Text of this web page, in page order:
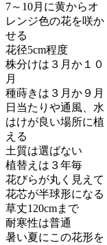
7～10月に黄からオ
レンジ色の花を咲か
せる
花径5cm程度
株分けは３月か１０
月
種蒔きは３月か９月
日当たりや通風、水
はけが良い場所に植
える
土質は選ばない
植替えは３年毎
花びらが丸く見えて
花芯が半球形になる
草丈120cmまで
耐寒性は普通
暑い夏にこの花形を